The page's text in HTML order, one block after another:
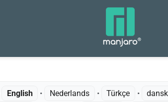
English • ‎ Nederlands • ‎ Türkçe • ‎ dansk